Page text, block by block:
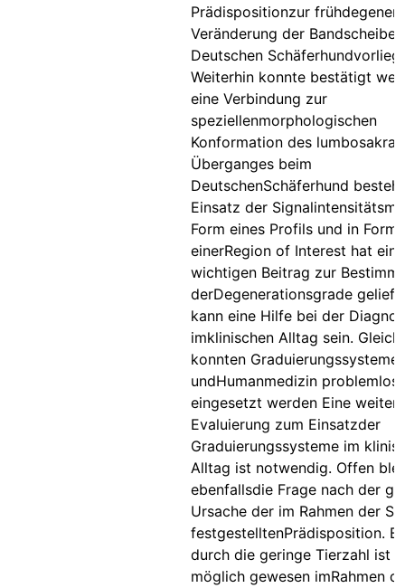
Prädispositionzur
Veränderung der Bandscheibe
Deutschen
Weiterhin konnte bestätigt
eine Verbindung zur
speziellenmorphologischen
Konformation des
Überganges beim
DeutschenSchäferhund
Einsatz der
Form eines Profils und in Form
einerRegion of Interest hat
wichtigen Beitrag zur
derDegenerationsgrade
kann eine Hilfe bei der
imklinischen Alltag sein.
konnten Graduierungssysteme
undHumanmedizin problemlos
eingesetzt werden Eine weitere
Evaluierung zum Einsatzder
Graduierungssysteme im
Alltag ist notwendig. Offen
ebenfallsdie Frage nach der
Ursache der im Rahmen der
festgestelltenPrädisposition.
durch die geringe Tierzahl ist
möglich gewesen imRahmen